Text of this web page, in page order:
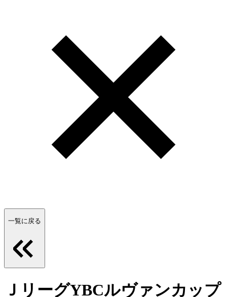
一覧に戻る
ＪリーグYBCルヴァンカップ